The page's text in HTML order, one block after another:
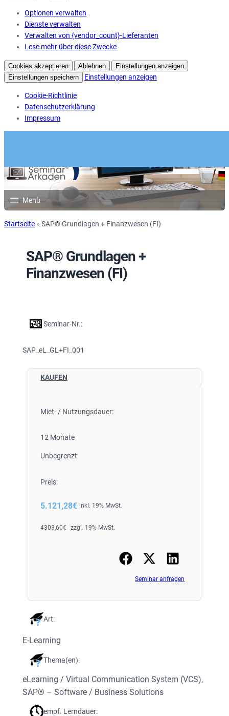
Optionen verwalten
Dienste verwalten
Verwalten von {vendor_count}-Lieferanten
Lese mehr über diese Zwecke
Cookies akzeptieren Ablehnen
Einstellungen anzeigen
Einstellungen speichern
Einstellungen anzeigen
Cookie-Richtlinie
Datenschutzerklärung
Impressum
Startseite » SAP® Grundlagen + Finanzwesen (FI)
SAP® Grundlagen +
Finanzwesen (FI)
Seminar-Nr.:
SAP_eL_GL+FI_001
KAUFEN
Miet- / Nutzungsdauer:
12 Monate
Unbegrenzt
Preis:
5.121,28€ inkl. 19% MwSt.
4303,60€ zzgl. 19% MwSt.
Seminar anfragen
Art:
E-Learning
Thema(en):
eLearning / Virtual Communication System (VCS),
SAP® – Software / Business Solutions
empf. Lerndauer: